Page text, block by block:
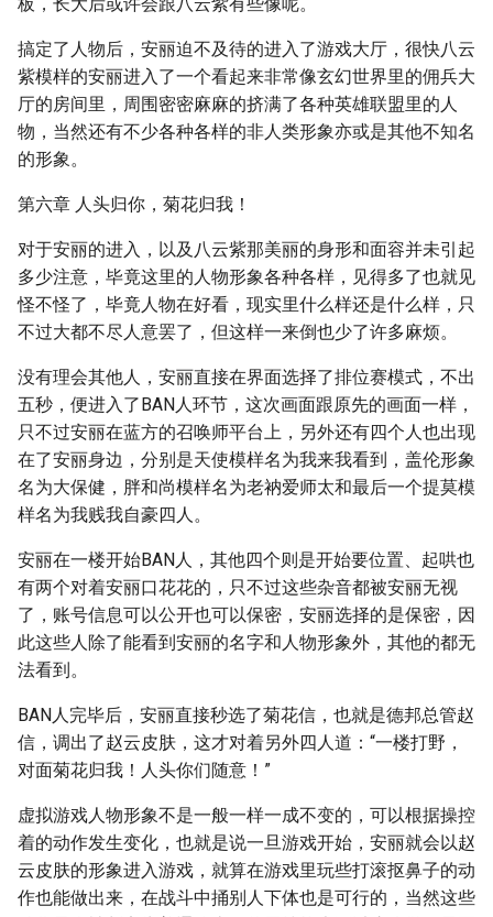
搞定了人物后，安丽迫不及待的进入了游戏大厅，很快八云
紫模样的安丽进入了一个看起来非常像玄幻世界里的佣兵大
厅的房间里，周围密密麻麻的挤满了各种英雄联盟里的人
物，当然还有不少各种各样的非人类形象亦或是其他不知名
的形象。
第六章 人头归你，菊花归我！
对于安丽的进入，以及八云紫那美丽的身形和面容并未引起
多少注意，毕竟这里的人物形象各种各样，见得多了也就见
怪不怪了，毕竟人物在好看，现实里什么样还是什么样，只
不过大都不尽人意罢了，但这样一来倒也少了许多麻烦。
没有理会其他人，安丽直接在界面选择了排位赛模式，不出
五秒，便进入了BAN人环节，这次画面跟原先的画面一样，
只不过安丽在蓝方的召唤师平台上，另外还有四个人也出现
在了安丽身边，分别是天使模样名为我来我看到，盖伦形象
名为大保健，胖和尚模样名为老衲爱师太和最后一个提莫模
样名为我贱我自豪四人。
安丽在一楼开始BAN人，其他四个则是开始要位置、起哄也
有两个对着安丽口花花的，只不过这些杂音都被安丽无视
了，账号信息可以公开也可以保密，安丽选择的是保密，因
此这些人除了能看到安丽的名字和人物形象外，其他的都无
法看到。
BAN人完毕后，安丽直接秒选了菊花信，也就是德邦总管赵
信，调出了赵云皮肤，这才对着另外四人道：“一楼打野，
对面菊花归我！人头你们随意！”
虚拟游戏人物形象不是一般一样一成不变的，可以根据操控
着的动作发生变化，也就是说一旦游戏开始，安丽就会以赵
云皮肤的形象进入游戏，就算在游戏里玩些打滚抠鼻子的动
作也能做出来，在战斗中捅别人下体也是可行的，当然这些